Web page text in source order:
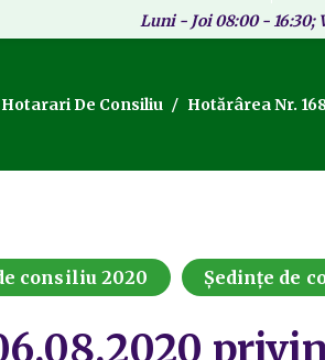
Luni - Joi 08:00 - 16:30;
Hotarari De Consiliu Hotărârea Nr.
consiliu 2020 Ședințe de